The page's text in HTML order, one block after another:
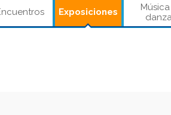
Avanzados en Educación
Estudios
Exposiciones
danza